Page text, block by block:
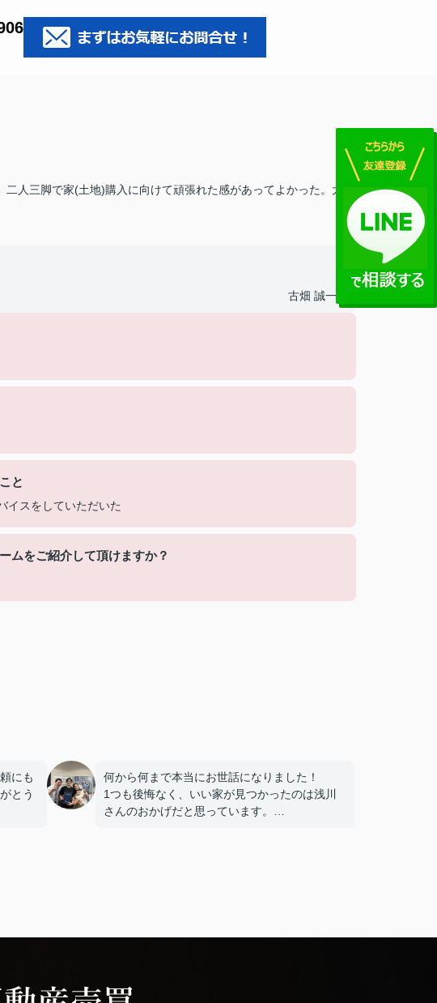
人三脚で家(土地)購入に向けて頑張れた感があってよかった。大変
古畑 誠一郎
と
イスをしていただいた
ムをご紹介して頂けますか？
にも
とう
何から何まで本当にお世話になりました！
1つも後悔なく、いい家が見つかったのは浅川
さんのおかげだと思っています。